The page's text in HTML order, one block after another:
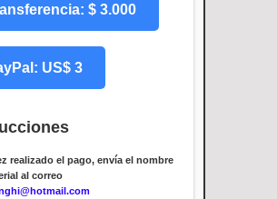
$ 3.000
US$ 3
realizado el pago, envía el nombre
al correo